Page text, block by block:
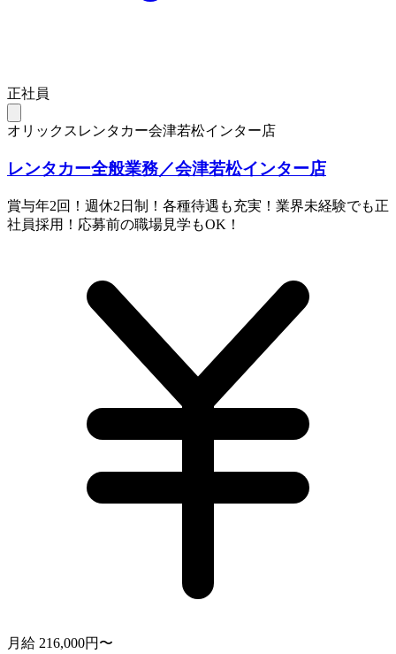
正社員
オリックスレンタカー会津若松インター店
レンタカー全般業務／会津若松インター店
賞与年2回！週休2日制！各種待遇も充実！業界未経験でも正
社員採用！応募前の職場見学もOK！
月給 216,000円〜